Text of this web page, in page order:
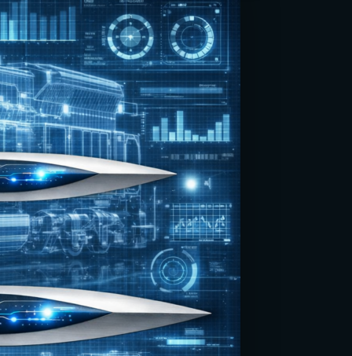
Ελληνικά
Bahasa Indonesia
Bahasa Melayu
Sicilian
日本語
Español